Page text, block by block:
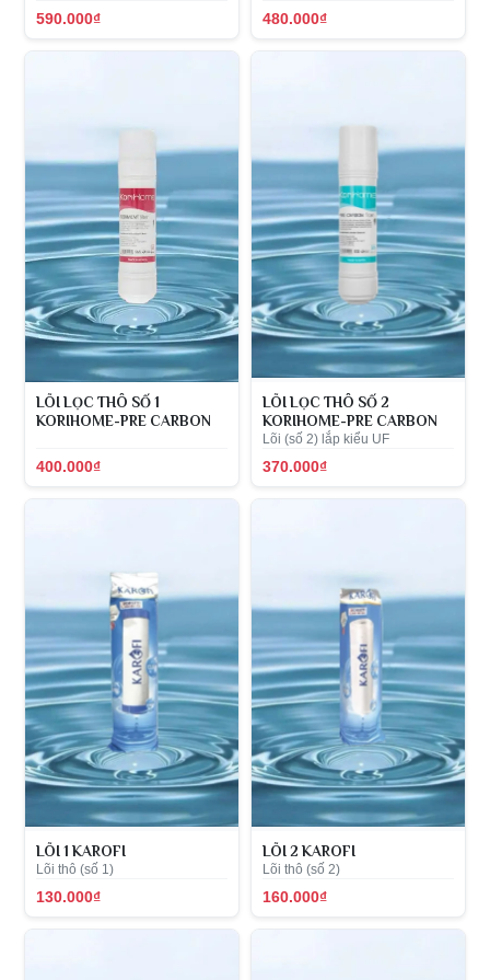
590.000₫ 480.000₫
LÕI LỌC THÔ SỐ 1
KORIHOME-PRE CARBON
400.000₫
LÕI LỌC THÔ SỐ 2
KORIHOME-PRE CARBON
Lõi (số 2) lắp kiểu UF
370.000₫
LÕI 1 KAROFI
Lõi thô (số 1)
130.000₫
LÕI 2 KAROFI
Lõi thô (số 2)
160.000₫